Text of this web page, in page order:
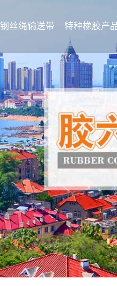
钢丝绳输送带 特种橡胶产